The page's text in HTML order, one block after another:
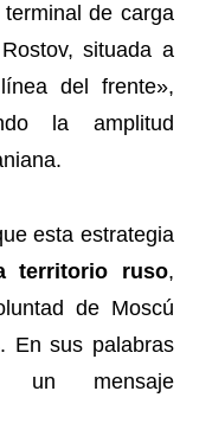
de carga
situada a
del frente»,
la amplitud
esta estrategia
territorio ruso,
de Moscú
En sus palabras
un mensaje